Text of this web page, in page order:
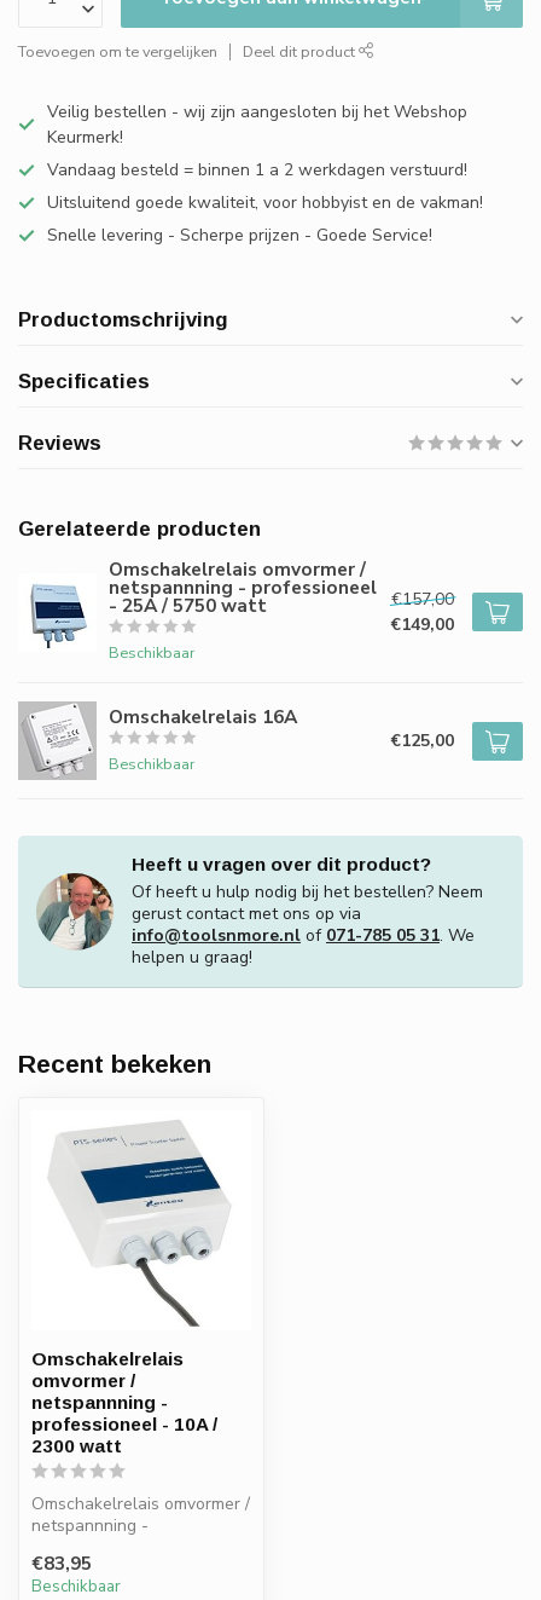
Toevoegen om te vergelijken Deel dit product
Veilig bestellen - wij zijn aangesloten bij het Webshop
Keurmerk!
Vandaag besteld = binnen 1 a 2 werkdagen verstuurd!
Uitsluitend goede kwaliteit, voor hobbyist en de vakman!
Snelle levering - Scherpe prijzen - Goede Service!
Productomschrijving
Specificaties
Reviews
Gerelateerde producten
Omschakelrelais omvormer /
netspannning - professioneel
- 25A / 5750 watt
Beschikbaar
€157,00
€149,00
Omschakelrelais 16A
Beschikbaar
€125,00
Heeft u vragen over dit product?
Of heeft u hulp nodig bij het bestellen? Neem
gerust contact met ons op via
info@toolsnmore.nl of 071-785 05 31. We
helpen u graag!
Recent bekeken
Omschakelrelais
omvormer /
netspannning -
professioneel - 10A /
2300 watt
Omschakelrelais omvormer /
netspannning -
watt
€83,95
Beschikbaar